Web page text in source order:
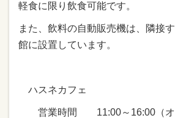
軽食に限り飲食可能です。
また、飲料の自動販売機は、隣接
館に設置しています。
ハスネカフェ
営業時間 11:00～16:00（オ